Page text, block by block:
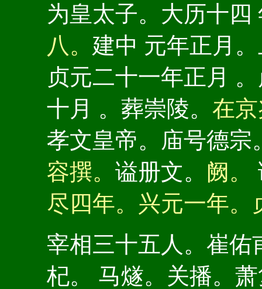
为皇太子。大历十四
八。 建中 元年正月
贞元二十一年正月
十月 。葬崇陵。 在
孝文皇帝。庙号德宗
容撰。 谥册文。 阙。
尽四年。兴元一年。
宰相三十五人。崔佑
杞。 马燧。关播。